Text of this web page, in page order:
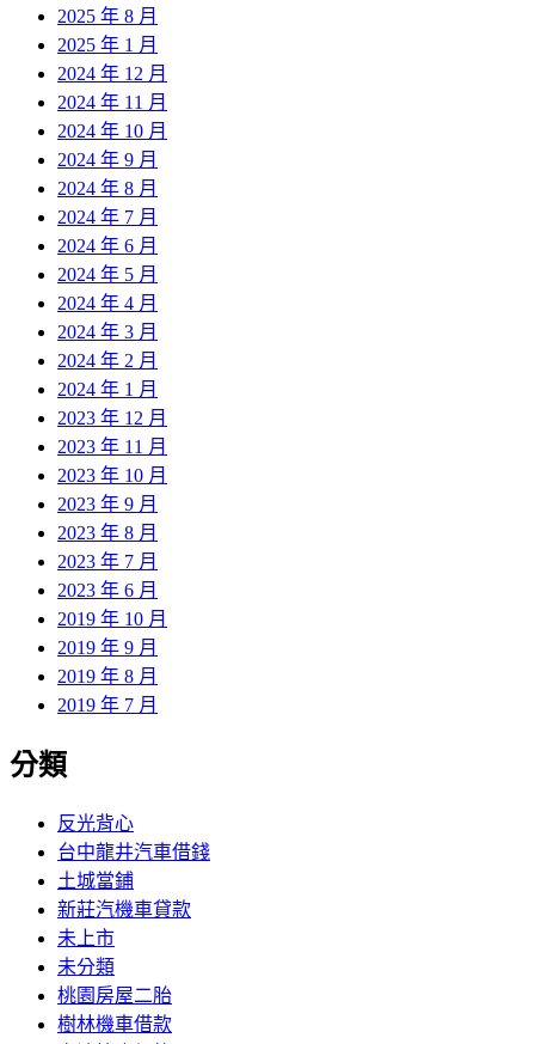
2025 年 8 月
2025 年 1 月
2024 年 12 月
2024 年 11 月
2024 年 10 月
2024 年 9 月
2024 年 8 月
2024 年 7 月
2024 年 6 月
2024 年 5 月
2024 年 4 月
2024 年 3 月
2024 年 2 月
2024 年 1 月
2023 年 12 月
2023 年 11 月
2023 年 10 月
2023 年 9 月
2023 年 8 月
2023 年 7 月
2023 年 6 月
2019 年 10 月
2019 年 9 月
2019 年 8 月
2019 年 7 月
分類
反光背心
台中龍井汽車借錢
土城當鋪
新莊汽機車貸款
未上市
未分類
桃園房屋二胎
樹林機車借款